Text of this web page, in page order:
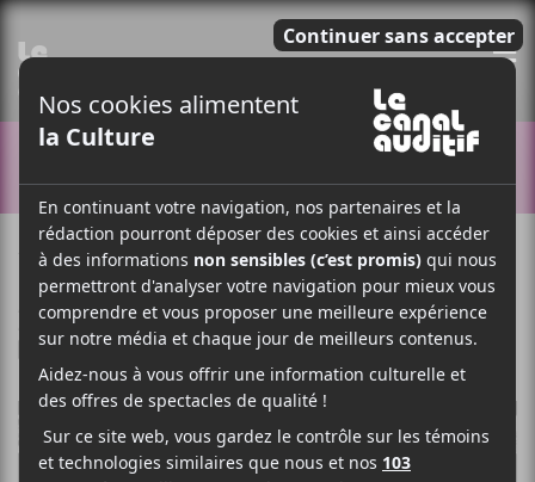
12 JUILLET 2018
PARARTICLE SPONSORISÉ
/ POP
/ ROCK
F
A
C
E
B
O
T
W
I
T
T
E
P
A
R
T
A
G